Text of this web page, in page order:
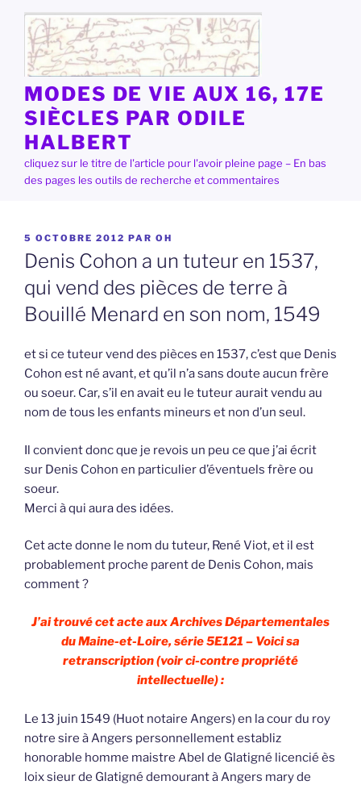
contenu
principal
MODES DE VIE AUX 16, 17E
SIÈCLES PAR ODILE
HALBERT
cliquez sur le titre de l'article pour l'avoir pleine page – En bas
des pages les outils de recherche et commentaires
PUBLIÉ
LE
5 OCTOBRE 2012 PAR OH
Denis Cohon a un tuteur en 1537,
qui vend des pièces de terre à
Bouillé Menard en son nom, 1549
et si ce tuteur vend des pièces en 1537, c’est que Denis
Cohon est né avant, et qu’il n’a sans doute aucun frère
ou soeur. Car, s’il en avait eu le tuteur aurait vendu au
nom de tous les enfants mineurs et non d’un seul.
Il convient donc que je revois un peu ce que j’ai écrit
sur Denis Cohon en particulier d’éventuels frère ou
soeur.
Merci à qui aura des idées.
Cet acte donne le nom du tuteur, René Viot, et il est
probablement proche parent de Denis Cohon, mais
comment ?
J’ai trouvé cet acte aux Archives Départementales
du Maine-et-Loire, série 5E121 – Voici sa
retranscription (voir ci-contre propriété
intellectuelle) :
Le 13 juin 1549 (Huot notaire Angers) en la cour du roy
notre sire à Angers personnellement establiz
honorable homme maistre Abel de Glatigné licencié ès
loix sieur de Glatigné demourant à Angers mary de